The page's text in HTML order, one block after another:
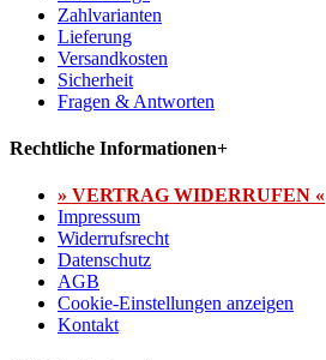
Zahlvarianten
Lieferung
Versandkosten
Sicherheit
Fragen & Antworten
Rechtliche Informationen+
» VERTRAG WIDERRUFEN «
Impressum
Widerrufsrecht
Datenschutz
AGB
Cookie-Einstellungen anzeigen
Kontakt